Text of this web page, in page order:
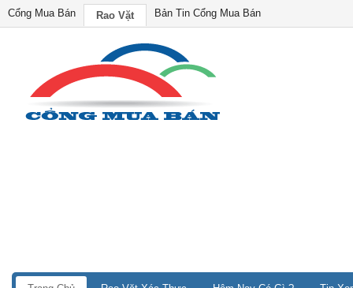
Cổng Mua Bán Rao Vặt Bản Tin Cổng Mua Bán